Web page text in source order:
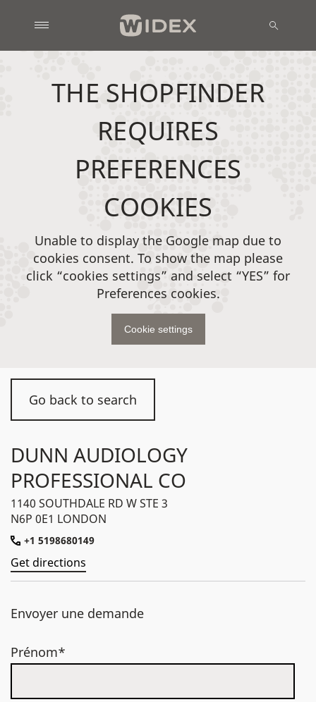
Go back to search
DUNN AUDIOLOGY
PROFESSIONAL CO
1140 SOUTHDALE RD W STE 3
N6P 0E1 LONDON
+1 5198680149
Get directions
Envoyer une demande
Prénom*
THE SHOPFINDER
REQUIRES
PREFERENCES
COOKIES
Unable to display the Google map due to
cookies consent. To show the map please
click “cookies settings” and select “YES” for
Preferences cookies.
Cookie settings